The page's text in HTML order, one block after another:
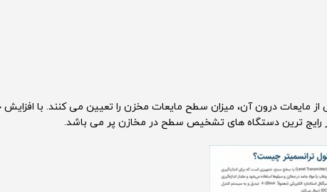
از مایعات درون آن، میزان سطح مایعات مخزن را تعیین می کنند. با
رایج ترین دستگاه های تشخیص سطح در مخازن پر می باشد.